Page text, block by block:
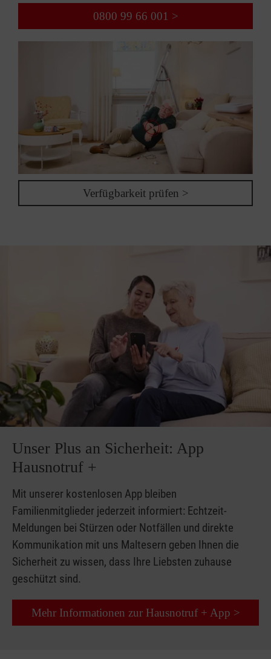
0800 99 66 001 >
Verfügbarkeit prüfen >
Unser Plus an Sicherheit: App
Hausnotruf +
Mit unserer kostenlosen App bleiben
Familienmitglieder jederzeit informiert: Echtzeit-
Meldungen bei Stürzen oder Notfällen und direkte
Kommunikation mit uns Maltesern geben Ihnen die
Sicherheit zu wissen, dass Ihre Liebsten zuhause
geschützt sind.
Mehr Informationen zur Hausnotruf + App >